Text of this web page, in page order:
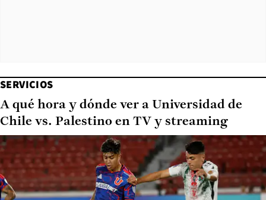
SERVICIOS
A qué hora y dónde ver a Universidad de
Chile vs. Palestino en TV y streaming